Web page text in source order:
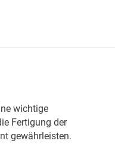
wichtige
Fertigung der
gewährleisten.